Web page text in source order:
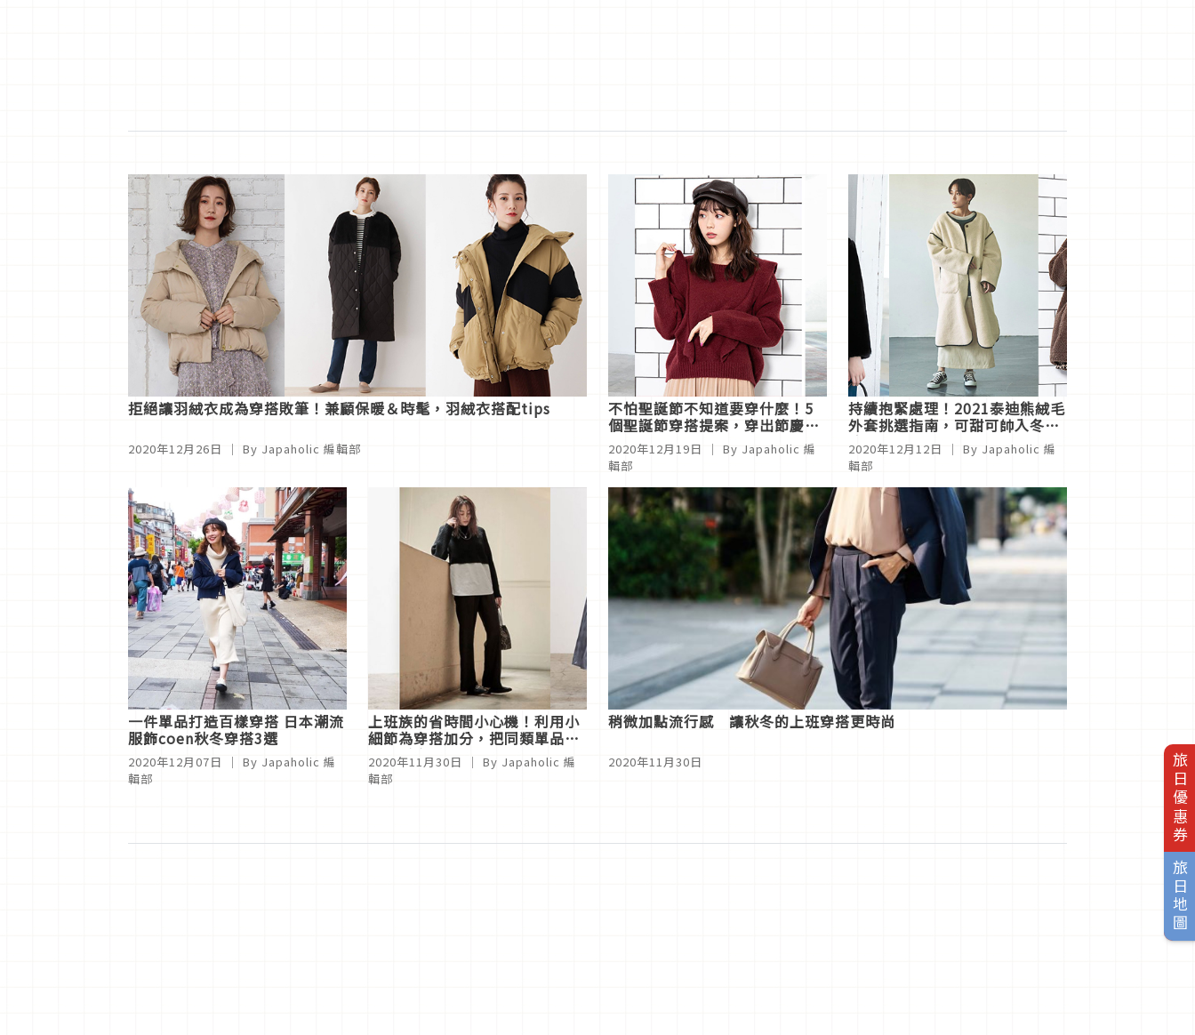
旅日優惠券
旅日地圖
拒絕讓羽絨衣成為穿搭敗筆！兼顧保暖＆時髦，羽絨衣搭配tips
2020年12月26日 ｜ By Japaholic 編輯部
不怕聖誕節不知道要穿什麼！5
個聖誕節穿搭提案，穿出節慶氛
圍
2020年12月19日 ｜ By Japaholic 編
輯部
持續抱緊處理！2021泰迪熊絨毛
外套挑選指南，可甜可帥入冬必
敗
2020年12月12日 ｜ By Japaholic 編
輯部
一件單品打造百樣穿搭 日本潮流
服飾coen秋冬穿搭3選
2020年12月07日 ｜ By Japaholic 編
輯部
上班族的省時間小心機！利用小
細節為穿搭加分，把同類單品穿
出時髦度！
2020年11月30日 ｜ By Japaholic 編
輯部
稍微加點流行感 讓秋冬的上班穿搭更時尚
2020年11月30日